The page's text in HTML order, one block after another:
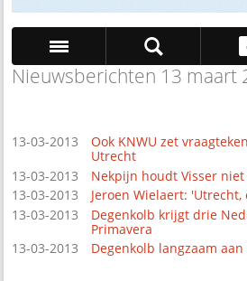
Nieuwsberichten 13 maart
13-03-2013
Ook KNWU zet
Utrecht
13-03-2013
Nekpijn houdt Visser
13-03-2013
Jeroen Wielaert:
13-03-2013
Degenkolb krijgt drie
Primavera
13-03-2013
Degenkolb langzaam